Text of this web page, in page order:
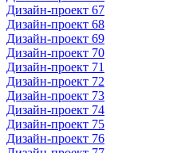
Дизайн-проект 67
Дизайн-проект 68
Дизайн-проект 69
Дизайн-проект 70
Дизайн-проект 71
Дизайн-проект 72
Дизайн-проект 73
Дизайн-проект 74
Дизайн-проект 75
Дизайн-проект 76